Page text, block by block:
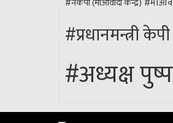
#प्रधानमन्त्री
#अध्यक्ष